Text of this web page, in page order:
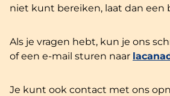
niet kunt bereiken, laat dan een
Als je vragen hebt, kun je ons
of een e-mail sturen naar
Je kunt ook contact met ons